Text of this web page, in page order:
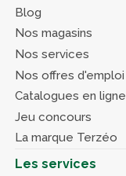
Blog
Nos magasins
Nos services
Nos offres d'emploi
Catalogues en ligne
Jeu concours
La marque Terzéo
Les services